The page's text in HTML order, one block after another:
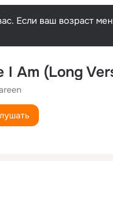
Если ваш возраст
I Am (Long